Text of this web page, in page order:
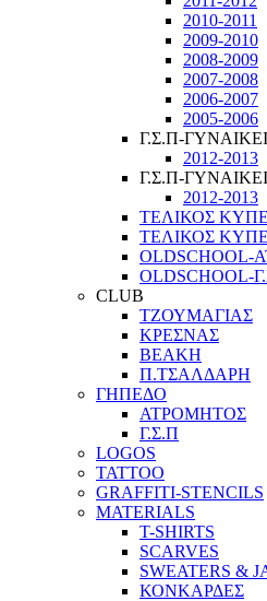
2010-2011
2009-2010
2008-2009
2007-2008
2006-2007
2005-2006
Γ.Σ.Π-
2012-2013
Γ.Σ.Π-
2012-2013
ΤΕΛΙΚΟΣ
ΤΕΛΙΚΟΣ
OLDSCHOOL-
CLUB
ΤΖΟΥΜΑΓΙΑΣ
ΚΡΕΣΝΑΣ
ΒΕΑΚΗ
Π.ΤΣΑΛΔΑΡΗ
ΓΗΠΕΔΟ
ΑΤΡΟΜΗΤΟΣ
Γ.Σ.Π
LOGOS
TATTOO
GRAFFITI-STENCILS
MATERIALS
T-SHIRTS
SCARVES
SWEATERS &
ΚΟΝΚΑΡΔΕΣ